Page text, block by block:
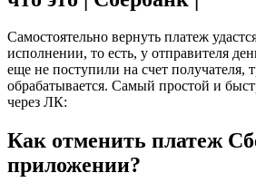
Самостоятельно вернуть платеж
исполнении, то есть, у отправителя
еще не поступили на счет получателя,
обрабатывается. Самый простой и
через ЛК:
Как отменить платеж
приложении?